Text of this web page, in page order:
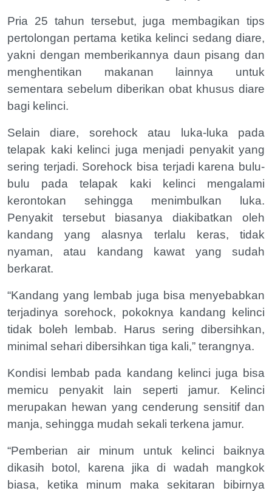
Pria 25 tahun tersebut, juga membagikan tips
pertolongan pertama ketika kelinci sedang diare,
yakni dengan memberikannya daun pisang dan
menghentikan makanan lainnya untuk
sementara sebelum diberikan obat khusus diare
bagi kelinci.
Selain diare, sorehock atau luka-luka pada
telapak kaki kelinci juga menjadi penyakit yang
sering terjadi. Sorehock bisa terjadi karena bulu-
bulu pada telapak kaki kelinci mengalami
kerontokan sehingga menimbulkan luka.
Penyakit tersebut biasanya diakibatkan oleh
kandang yang alasnya terlalu keras, tidak
nyaman, atau kandang kawat yang sudah
berkarat.
“Kandang yang lembab juga bisa menyebabkan
terjadinya sorehock, pokoknya kandang kelinci
tidak boleh lembab. Harus sering dibersihkan,
minimal sehari dibersihkan tiga kali,” terangnya.
Kondisi lembab pada kandang kelinci juga bisa
memicu penyakit lain seperti jamur. Kelinci
merupakan hewan yang cenderung sensitif dan
manja, sehingga mudah sekali terkena jamur.
“Pemberian air minum untuk kelinci baiknya
dikasih botol, karena jika di wadah mangkok
biasa, ketika minum maka sekitaran bibirnya